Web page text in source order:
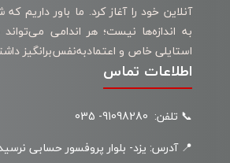
آنلاین خود را آغاز کرد. ما باور
به اندازه‌ها نیست؛ هر اندامی
استایلی خاص و اعتمادبه‌نفس‌برانگیز
اطلاعات تماس
📞 تلفن: 91098280- 035
📍 آدرس: یزد- بلوار پروفسور حسابی